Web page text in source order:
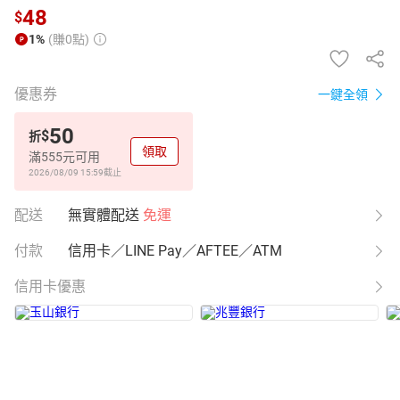
$48
1% (賺0點)
優惠券 一鍵全領
折$50
滿555元可用
2026/08/09 15:59截止
領取
配送 無實體配送 免運
付款 信用卡／LINE Pay／AFTEE／ATM
信用卡優惠